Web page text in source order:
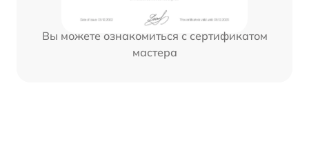
Вы можете ознакомиться с сертификатом
мастера